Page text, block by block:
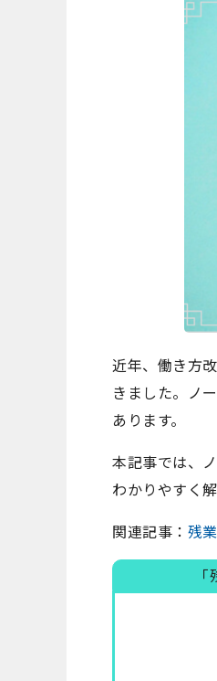
近年、働き方
きました。ノ
あります。
本記事では、
わかりやすく解
関連記事： 残